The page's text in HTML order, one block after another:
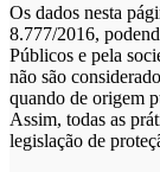
Os dados nesta
8.777/2016,
Públicos e pela
não são
quando de origem
Assim, todas as
legislação de